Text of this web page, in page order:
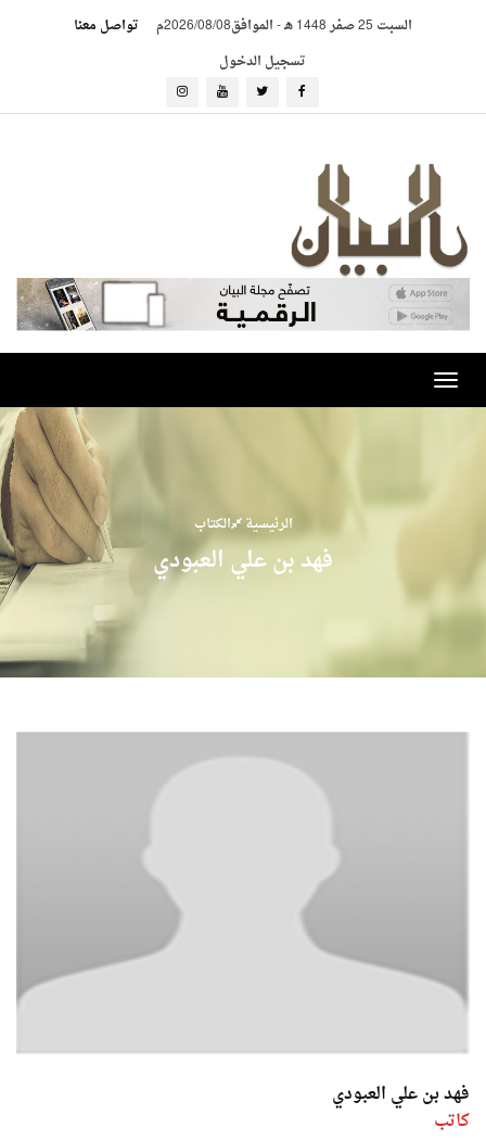
السبت 25 صفر 1448 هـ -الموافق2026/08/08م
تواصل معنا
تسجيل الدخول
Toggle
navigation
الرئيسية الكتاب
فهد بن علي العبودي
فهد بن علي العبودي
كاتب